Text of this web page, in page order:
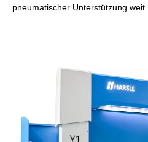
pneumatischer Unterstützung weit...